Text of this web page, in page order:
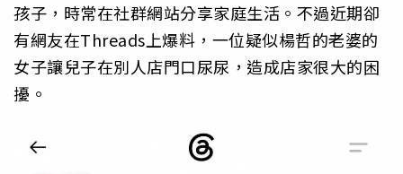
孩子，時常在社群網站分享家庭生活。不過近期卻
有網友在Threads上爆料，一位疑似楊哲的老婆的
女子讓兒子在別人店門口尿尿，造成店家很大的困
擾。